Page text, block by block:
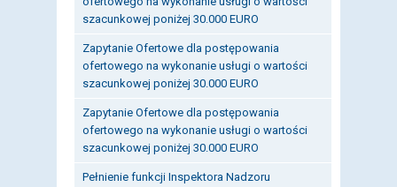
szacunkowej poniżej 30.000 EURO
Zapytanie Ofertowe dla postępowania
ofertowego na wykonanie usługi o wartości
szacunkowej poniżej 30.000 EURO
Zapytanie Ofertowe dla postępowania
ofertowego na wykonanie usługi o wartości
szacunkowej poniżej 30.000 EURO
Pełnienie funkcji Inspektora Nadzoru